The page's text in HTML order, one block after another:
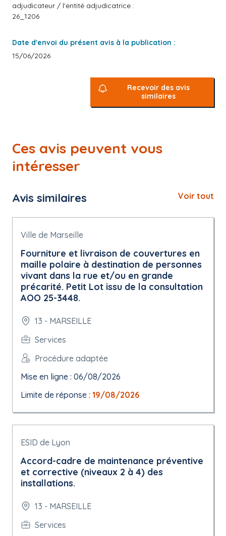
adjudicateur / l'entité adjudicatrice :
26_1206
Date d'envoi du présent avis à la publication :
15/06/2026
Recevoir des avis
similaires
Ces avis peuvent vous
intéresser
Avis similaires Voir tout
Ville de Marseille
Fourniture et livraison de couvertures en
maille polaire à destination de personnes
vivant dans la rue et/ou en grande
précarité. Petit Lot issu de la consultation
AOO 25-3448.
13 - MARSEILLE
Services
Procédure adaptée
Mise en ligne : 06/08/2026
Limite de réponse : 19/08/2026
ESID de Lyon
Accord-cadre de maintenance préventive
et corrective (niveaux 2 à 4) des
installations.
13 - MARSEILLE
Services